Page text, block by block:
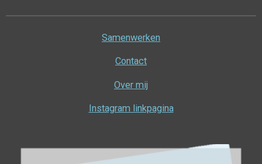
Samenwerken
Contact
Over mij
Instagram linkpagina